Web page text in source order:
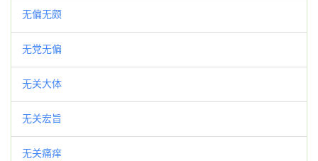
无偏无颇
无党无偏
无关大体
无关宏旨
无关痛痒